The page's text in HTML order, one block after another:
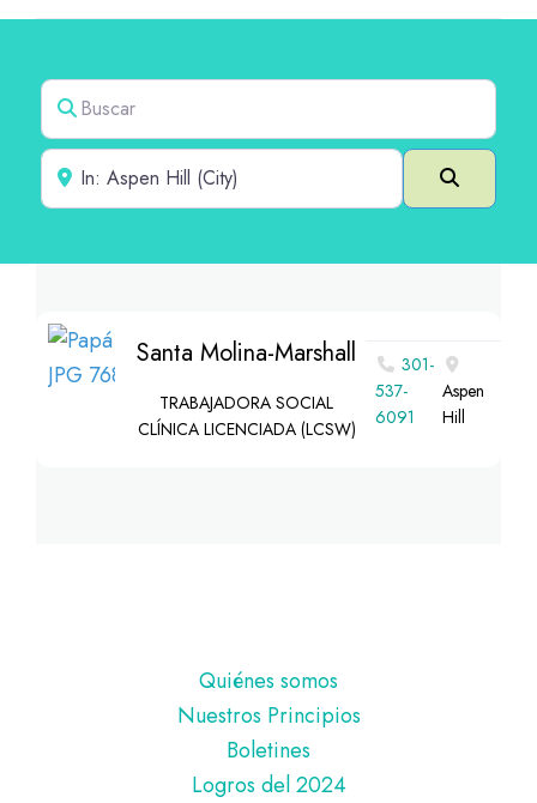
Buscar
Cerca de
Buscar
Santa Molina-Marshall
TRABAJADORA SOCIAL
CLÍNICA LICENCIADA (LCSW)
301-
537-
6091
Aspen
Hill
Quiénes somos
Nuestros Principios
Boletines
Logros del 2024